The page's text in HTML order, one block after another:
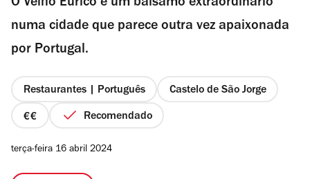
O Velho Eurico é um bálsamo extraordinário
numa cidade que parece outra vez apaixonada
por Portugal.
Restaurantes | Português Castelo de São Jorge
preço
4
Recomendado
terça-feira 16 abril 2024